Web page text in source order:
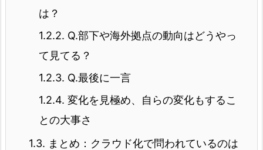
は？
1.2.2. Q.部下や海外拠点の動向はどうやっ
て見てる？
1.2.3. Q.最後に一言
1.2.4. 変化を見極め、自らの変化もするこ
との大事さ
1.3. まとめ：クラウド化で問われているのは